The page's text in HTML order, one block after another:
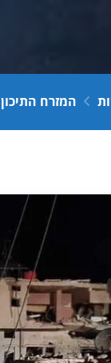
המזרח התיכון